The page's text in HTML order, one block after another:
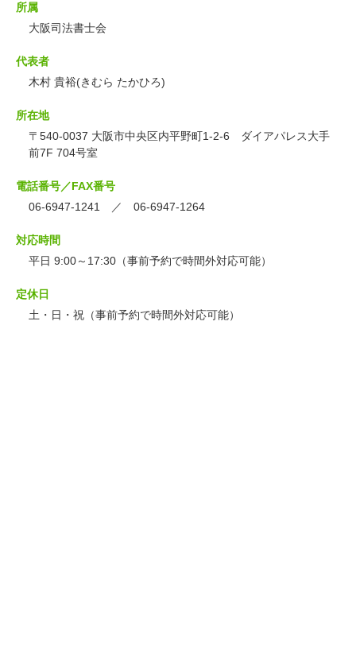
所属
大阪司法書士会
代表者
木村 貴裕(きむら たかひろ)
所在地
〒540-0037 大阪市中央区内平野町1-2-6 ダイアパレス大手
前7F 704号室
電話番号／FAX番号
06-6947-1241 ／ 06-6947-1264
対応時間
平日 9:00～17:30（事前予約で時間外対応可能）
定休日
土・日・祝（事前予約で時間外対応可能）